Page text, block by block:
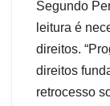
Segundo
leitura é
direitos.
direitos
retrocesso